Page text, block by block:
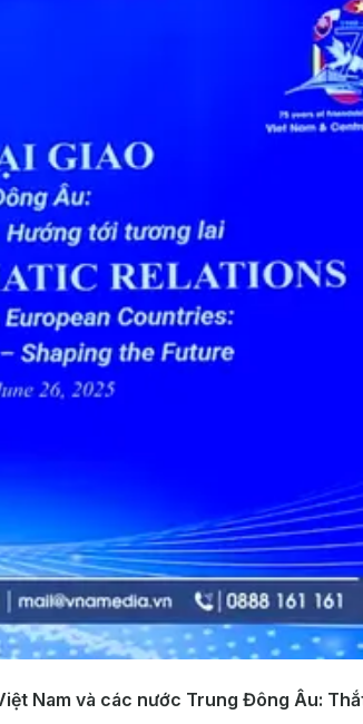
Nam và các nước Trung Đông Âu: